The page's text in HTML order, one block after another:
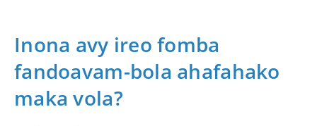
Inona avy ireo fomba
fandoavam-bola ahafahako
maka vola?